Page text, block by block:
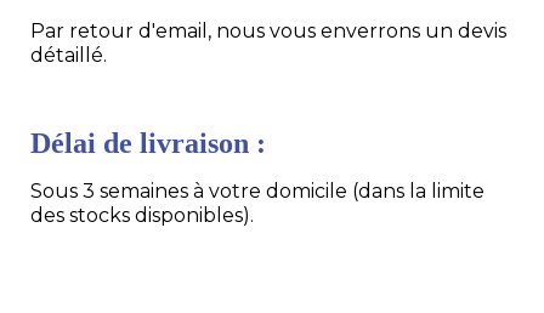
Par retour d'email, nous vous enverrons un devis
détaillé.
Délai de livraison :
Sous 3 semaines à votre domicile (dans la limite
des stocks disponibles).